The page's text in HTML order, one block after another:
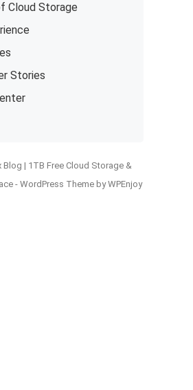
Cloud Storage
Stories
Blog | 1TB Free Cloud Storage &
-WordPress Theme byWPEnjoy